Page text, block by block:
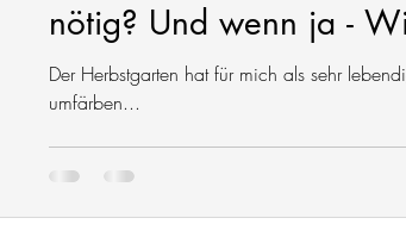
nötig? Und wenn ja -
Der Herbstgarten hat für mich als sehr
umfärben...